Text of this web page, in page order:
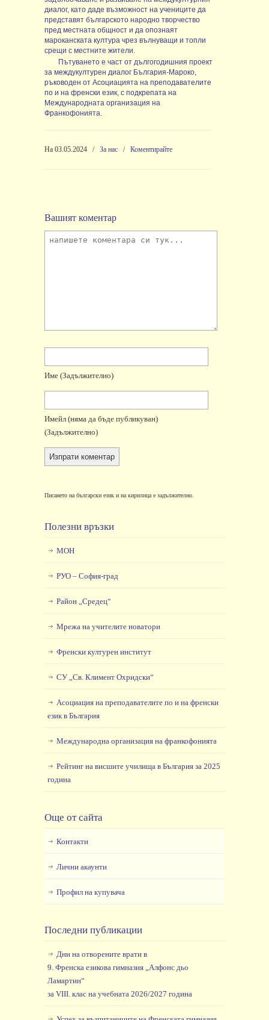
диалог, като даде възможност на учениците да
представят българското народно творчество
пред местната общност и да опознаят
мароканската култура чрез вълнуващи и топли
срещи с местните жители.
Пътуването е част от дългогодишния проект
за междукултурен диалог България-Мароко,
ръководен от Асоциацията на преподавателите
по и на френски език, с подкрепата на
Международната организация на
Франкофонията.
На 03.05.2024 / За нас / Коментирайте
Вашият коментар
Име (задължително)
Имейл (няма да бъде публикуван)
(задължително)
Писането на български език и на кирилица е задължително.
Полезни връзки
МОН
РУО – София-град
Район „Средец“
Мрежа на учителите новатори
Френски културен институт
СУ „Св. Климент Охридски“
Асоциация на преподавателите по и на френски
език в България
Международна организация на франкофонията
Рейтинг на висшите училища в България за 2025
година
Още от сайта
Контакти
Лични акаунти
Профил на купувача
Последни публикации
Дни на отворените врати в
9. Френска езикова гимназия „Алфонс дьо
Ламартин“
за VIII. клас на учебната 2026/2027 година